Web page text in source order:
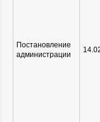
Постановление
администрации